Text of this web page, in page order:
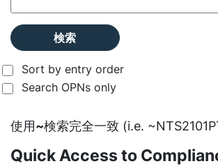
検索
Sort by entry order
Search OPNs only
使用~検索完全一致 (i.e.
Quick Access to